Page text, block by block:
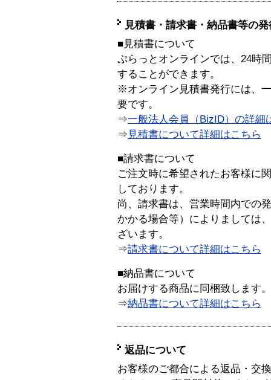
見積書・請求書・納品書等の
■見積書について
ぷらっとオンラインでは、24時
することができます。
※オンライン見積書発行には、
要です。
⇒一般法人会員（BizID）の詳細
⇒ 見積書について詳細はこちら
■請求書について
ご注文時に希望されたお客様に
しております。
尚、請求書は、営業時間内での
かかる場合等）によりましては
ざいます。
⇒請求書について詳細はこちら
■納品書について
お届けする商品に同梱致します。
⇒納品書について詳細はこちら
返品について
お客様のご都合による返品・交